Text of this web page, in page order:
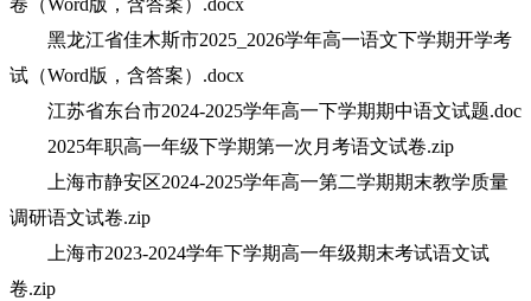
卷（Word版，含答案）.docx
黑龙江省佳木斯市2025_2026学年高一语文下学期开学考
试（Word版，含答案）.docx
江苏省东台市2024-2025学年高一下学期期中语文试题.doc
2025年职高一年级下学期第一次月考语文试卷.zip
上海市静安区2024-2025学年高一第二学期期末教学质量
调研语文试卷.zip
上海市2023-2024学年下学期高一年级期末考试语文试
卷.zip